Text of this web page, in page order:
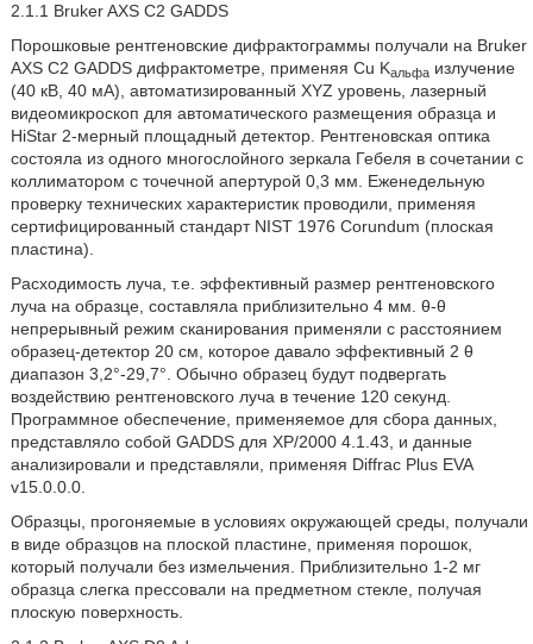
2.1.1 Bruker AXS C2 GADDS
Порошковые рентгеновские дифрактограммы получали на Bruker
AXS C2 GADDS дифрактометре, применяя Cu Kальфаизлучение
(40 кВ, 40 мА), автоматизированный XYZ уровень, лазерный
видеомикроскоп для автоматического размещения образца и
HiStar 2-мерный площадный детектор. Рентгеновская оптика
состояла из одного многослойного зеркала Гебеля в сочетании с
коллиматором с точечной апертурой 0,3 мм. Еженедельную
проверку технических характеристик проводили, применяя
сертифицированный стандарт NIST 1976 Corundum (плоская
пластина).
Расходимость луча, т.е. эффективный размер рентгеновского
луча на образце, составляла приблизительно 4 мм. θ-θ
непрерывный режим сканирования применяли с расстоянием
образец-детектор 20 см, которое давало эффективный 2 θ
диапазон 3,2°-29,7°. Обычно образец будут подвергать
воздействию рентгеновского луча в течение 120 секунд.
Программное обеспечение, применяемое для сбора данных,
представляло собой GADDS для XP/2000 4.1.43, и данные
анализировали и представляли, применяя Diffrac Plus EVA
v15.0.0.0.
Образцы, прогоняемые в условиях окружающей среды, получали
в виде образцов на плоской пластине, применяя порошок,
который получали без измельчения. Приблизительно 1-2 мг
образца слегка прессовали на предметном стекле, получая
плоскую поверхность.